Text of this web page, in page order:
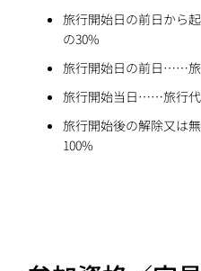
旅行開始日の前日から
の30%
旅行開始日の前日……旅
旅行開始当日……旅行代
旅行開始後の解除又は
100%